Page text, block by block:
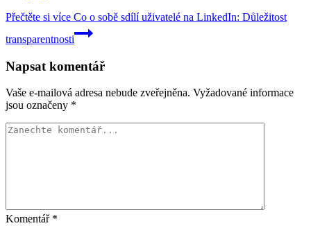
Přečtěte si více Co o sobě sdílí uživatelé na LinkedIn: Důležitost
transparentnosti
Napsat komentář
Vaše e-mailová adresa nebude zveřejněna. Vyžadované informace
jsou označeny *
Komentář *